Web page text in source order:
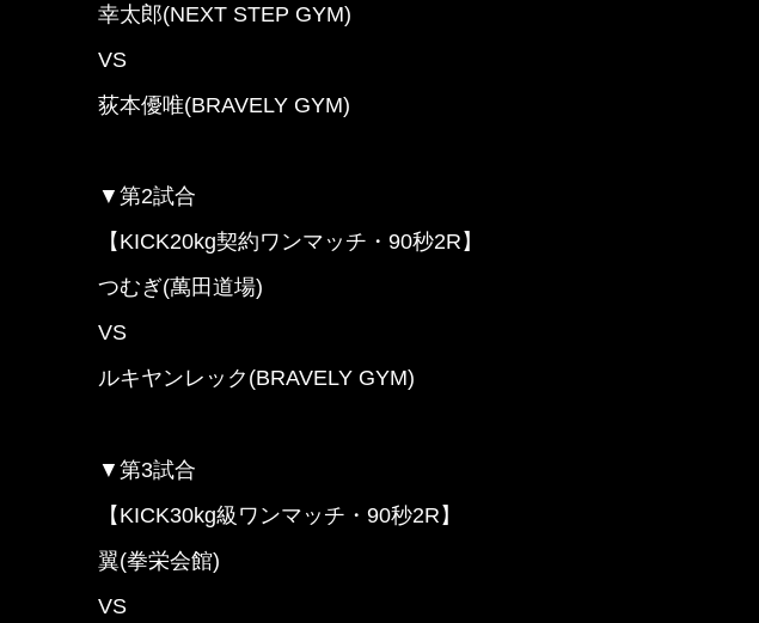
幸太郎(NEXT STEP GYM)
VS
荻本優唯(BRAVELY GYM)
▼第2試合
【KICK20kg契約ワンマッチ・90秒2R】
つむぎ(萬田道場)
VS
ルキヤンレック(BRAVELY GYM)
▼第3試合
【KICK30kg級ワンマッチ・90秒2R】
翼(拳栄会館)
VS